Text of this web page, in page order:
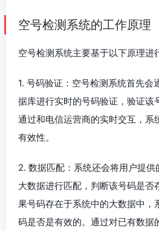
空号检测系统的工作原理
空号检测系统主要基于以下原理进
1. 号码验证：空号检测系统首先会
据库进行实时的号码验证，验证该
通过和电信运营商的实时交互，系
有效性。
2. 数据匹配：系统还会将用户提
大数据进行匹配，判断该号码是否
果号码存在于系统中的大数据中，
码是否是有效的。通过对已有数据